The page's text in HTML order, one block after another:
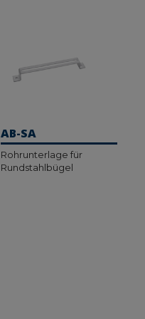
AB-SA
Rohrunterlage für
Rundstahlbügel